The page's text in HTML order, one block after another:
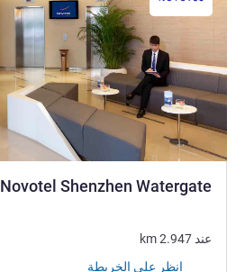
Novotel Shenzhen Watergate
عند km2.947